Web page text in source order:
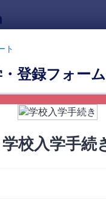
ト
登録フォーム
ーム
ートカテゴリー